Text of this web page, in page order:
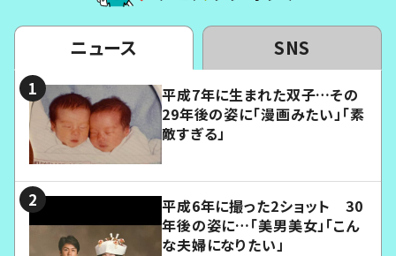
ニュース SNS
平成7年に生まれた双子…その
29年後の姿に「漫画みたい」「素
敵すぎる」
平成6年に撮った2ショット 30
年後の姿に…「美男美女」「こん
な夫婦になりたい」